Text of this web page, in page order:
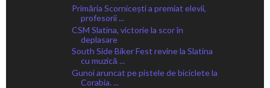
Primăria Scornicești a premiat elevii,
profesorii ...
CSM Slatina, victorie la scor în
deplasare
South Side Biker Fest revine la Slatina
cu muzică ...
Gunoi aruncat pe pistele de biciclete la
Corabia. ...